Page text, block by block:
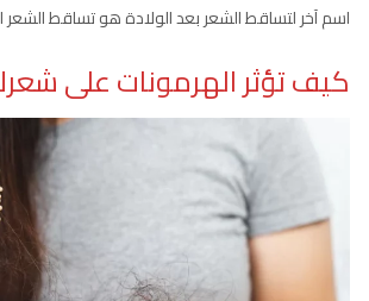
اسم آخر لتساقط الشعر بعد الولادة هو تساقط الشعر
كيف تؤثر الهرمونات على